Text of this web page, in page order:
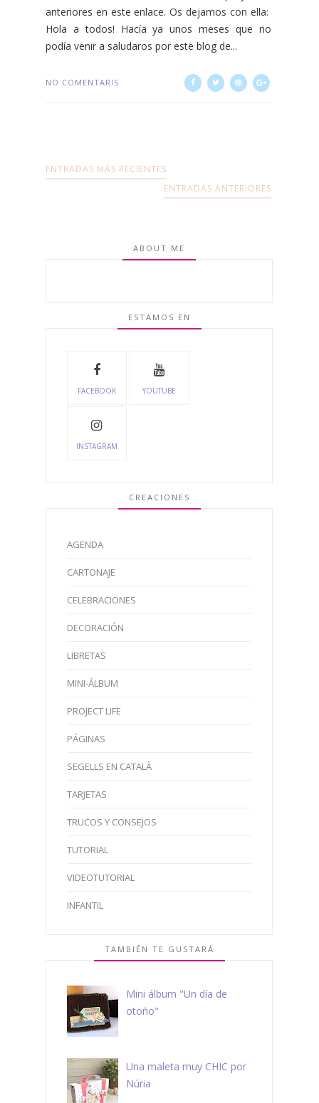
anteriores en este enlace. Os dejamos con ella:
Hola a todos! Hacía ya unos meses que no
podía venir a saludaros por este blog de...
NO COMENTARIS
ENTRADAS MÁS RECIENTES
ENTRADAS ANTERIORES
ABOUT ME
ESTAMOS EN
FACEBOOK YOUTUBE
INSTAGRAM
CREACIONES
AGENDA
CARTONAJE
CELEBRACIONES
DECORACIÓN
LIBRETAS
MINI-ÁLBUM
PROJECT LIFE
PÁGINAS
SEGELLS EN CATALÀ
TARJETAS
TRUCOS Y CONSEJOS
TUTORIAL
VIDEOTUTORIAL
INFANTIL
TAMBIÉN TE GUSTARÁ
Mini álbum "Un día de
otoño"
Una maleta muy CHIC por
Núria